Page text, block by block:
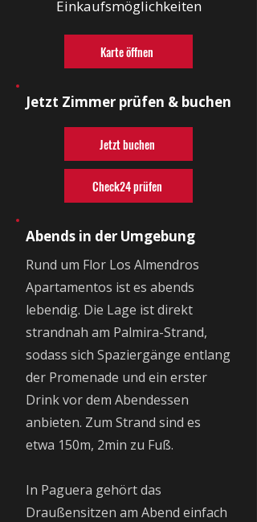
Einkaufsmöglichkeiten
Karte öffnen
Jetzt Zimmer prüfen & buchen
Jetzt buchen
Check24 prüfen
Abends in der Umgebung
Rund um Flor Los Almendros
Apartamentos ist es abends
lebendig. Die Lage ist direkt
strandnah am Palmira-Strand,
sodass sich Spaziergänge entlang
der Promenade und ein erster
Drink vor dem Abendessen
anbieten. Zum Strand sind es
etwa 150m, 2min zu Fuß.
In Paguera gehört das
Draußensitzen am Abend einfach